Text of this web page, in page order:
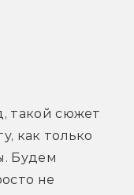
такой сюжет
как только
Будем
не